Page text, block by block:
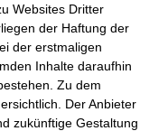
Websites Dritter
der Haftung der
der erstmaligen
Inhalte daraufhin
Zu dem
Der Anbieter
zukünftige Gestaltung